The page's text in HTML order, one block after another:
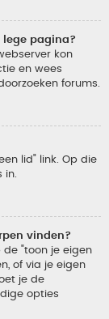
lege pagina?
kon
en wees
forums.
lid" link. Op die
in.
vinden?
"toon je eigen
of via je eigen
je de
opties